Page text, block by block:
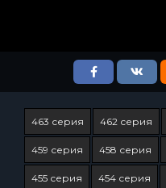
463 серия 462 серия
459 серия 458 серия
455 серия 454 серия